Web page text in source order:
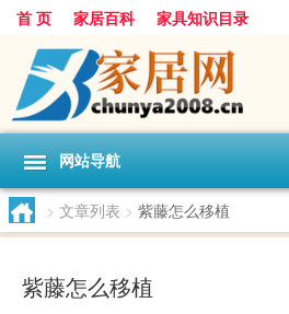
首 页 家居百科 家具知识目录
网站导航
> 文章列表 > 紫藤怎么移植
紫藤怎么移植